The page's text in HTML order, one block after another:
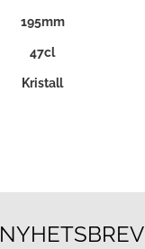
195mm
47cl
Kristall
NYHETSBREV